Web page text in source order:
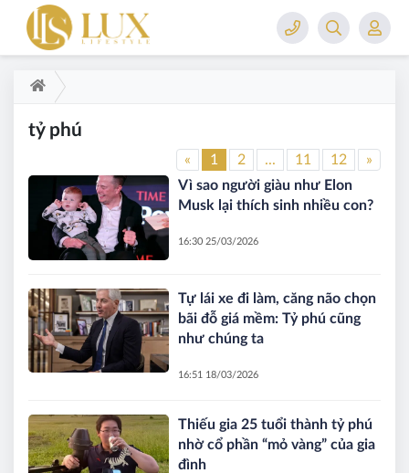
tỷ phú
« 1 2 ... 11 12
»
Vì sao người giàu như Elon
Musk lại thích sinh nhiều con?
16:30 25/03/2026
Tự lái xe đi làm, căng não chọn
bãi đỗ giá mềm: Tỷ phú cũng
như chúng ta
16:51 18/03/2026
Thiếu gia 25 tuổi thành tỷ phú
nhờ cổ phần “mỏ vàng” của gia
đình